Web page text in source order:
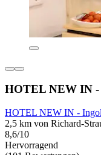
HOTEL NEW IN -
HOTEL NEW IN -
2,5 km von Richard-
8,6/10
Hervorragend